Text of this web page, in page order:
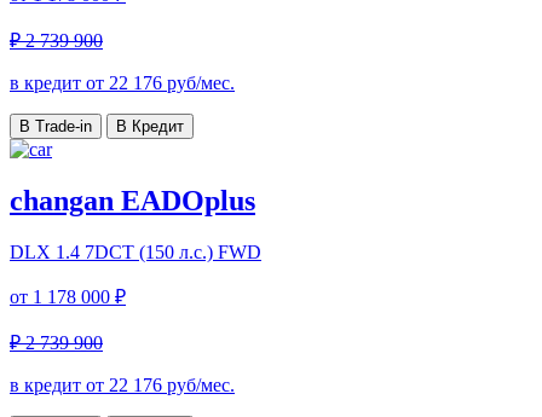
₽ 2 739 900
в кредит от 22 176 руб/мес.
В Trade-in В Кредит
changan EADOplus
DLX 1.4 7DCT (150 л.с.) FWD
от 1 178 000 ₽
₽ 2 739 900
в кредит от 22 176 руб/мес.